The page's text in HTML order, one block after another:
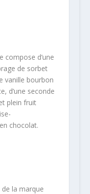
compose d’une
de sorbet
vanille bourbon
d’une seconde
plein fruit
chocolat.
la marque